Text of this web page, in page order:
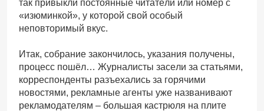
так привыкли постоянные читатели или номер с
«изюминкой», у которой свой особый
неповторимый вкус.
Итак, собрание закончилось, указания получены,
процесс пошёл… Журналисты засели за статьями,
корреспонденты разъехались за горячими
новостями, рекламные агенты уже названивают
рекламодателям – большая кастрюля на плите